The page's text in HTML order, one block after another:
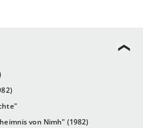
von Nimh" (1982)